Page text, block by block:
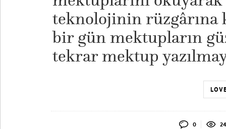
teknolojinin rüzgârına
bir gün mektupların
tekrar mektup
0